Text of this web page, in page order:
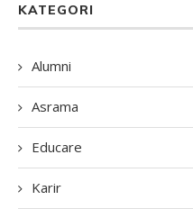
KATEGORI
Alumni
Asrama
Educare
Karir